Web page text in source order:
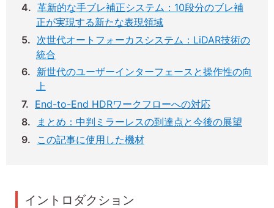
革新的な手ブレ補正システム：10段分のブレ補
正が実現する新たな表現領域
次世代オートフォーカスシステム：LiDAR技術の
統合
新世代のユーザーインターフェースと操作性の向
上
End-to-End HDRワークフローへの対応
まとめ：中判ミラーレスの到達点と今後の展望
この記事に使用した機材
イントロダクション